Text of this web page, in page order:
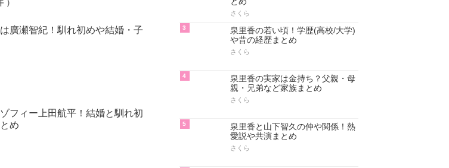
廣瀬智紀！馴れ初めや結婚・子
フィー上田航平！結婚と馴れ初
め
さくら
3
泉里香の若い頃！学歴(高校/大学)
や昔の経歴まとめ
さくら
4
泉里香の実家は金持ち？父親・母
親・兄弟など家族まとめ
さくら
5
泉里香と山下智久の仲や関係！熱
愛説や共演まとめ
さくら